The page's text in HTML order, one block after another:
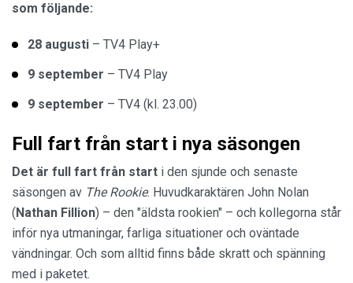
som följande:
28 augusti – TV4 Play+
9 september – TV4 Play
9 september – TV4 (kl. 23.00)
Full fart från start i nya säsongen
Det är full fart från start i den sjunde och senaste
säsongen av The Rookie. Huvudkaraktären John Nolan
( Nathan Fillion) – den "äldsta rookien" – och kollegorna står
inför nya utmaningar, farliga situationer och oväntade
vändningar. Och som alltid finns både skratt och spänning
med i paketet.